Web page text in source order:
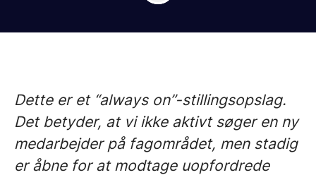
Dette er et “always on”-stillingsopslag.
Det betyder, at vi ikke aktivt søger en ny
medarbejder på fagområdet, men stadig
er åbne for at modtage uopfordrede